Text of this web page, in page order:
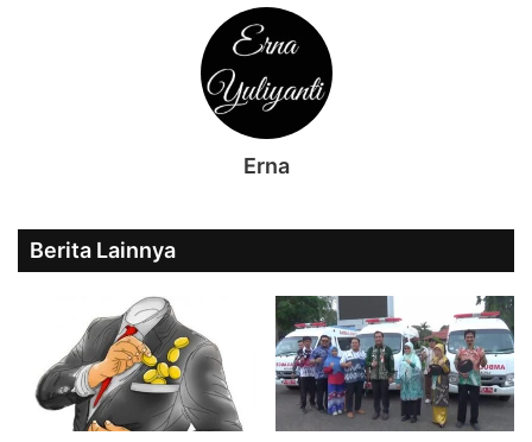
Erna
Berita Lainnya